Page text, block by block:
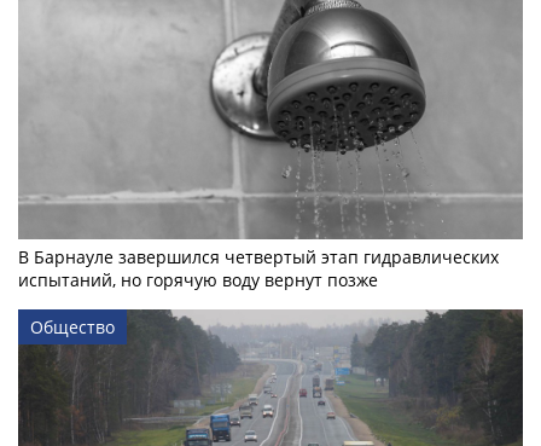
В Барнауле завершился четвертый этап гидравлических
испытаний, но горячую воду вернут позже
Общество